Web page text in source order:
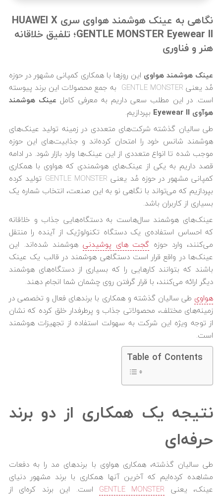
نگاهی به عینک هوشمند هواوی سری HUAWEI X
GENTLE MONSTER Eyewear II؛ تلفیق خلاقانه
هنر و فناوری
عینک هوشمند هواوی این روزها با همکاری کمپانی مشهور در حوزه
مُد یعنی GENTLE MONSTER به جمع محصولات این برند پیوسته
است. در این مطلب سعی داریم به معرفی کامل عینک هوشمند
هوآوی Eyewear II
بپردازیم.
طی سالیان گذشته شرکت‌های متعددی در زمینه تولید عینک‌های
هوشمند شانس خود را امتحان کرده‌اند و جذابیت‌های این حوزه
موجب شده تا انواع متعددی از این عینک‌ها وارد بازار شود. در ادامه
قصد داریم به یکی از عینک‌های هوشمندی که هواوی با همکاری
کمپانی مشهور در حوزه مُد یعنی GENTLE MONSTER تولید کرده
بپردازیم که می‌تواند با نگاهی نو به این صنعت، انتخاب شماره یک
بسیاری از کاربران باشد.
عینک‌های هوشمند سال‌هاست به دستگاه‌هایی جذاب و خلاقانه
که احساس استفاده‌ی یک دستگاه تکنولوژیک از آینده را منتقل
می‌کنند، وارد حوزه گجت های پوشیدنی هوشمند شده‌اند. این
عینک‌ها در واقع قرار است دستگاهی هوشمند در قالب یک عینک
باشند که بتوانند کارهایی را که بسیاری از دستگاه‌های هوشمند
دیگر ارائه می‌‌کنند، با قرار گرفتن روی چشمان شما انجام دهند.
هواوی طی سالیان گذشته و همکاری با برندهای فعال و تخصصی در
زمینه‌های مختلف، محصولاتی جذاب و پرطرفدار خلق کرده که نشان
از توجه ویژه این شرکت به سهولت استفاده از تجهیزات هوشمند
است.
Table of Contents
نتیجه یک همکاری از دو برند
حرفه‌ای
طی سالیان گذشته، همکاری هواوی با برندهای مد را به دفعات
مشاهده کرده‌ایم که آخرین آنها همکاری با برند مشهور دنیای
عینک، یعنی‌ GENTLE MONSTER است. این برند کره‌ای از